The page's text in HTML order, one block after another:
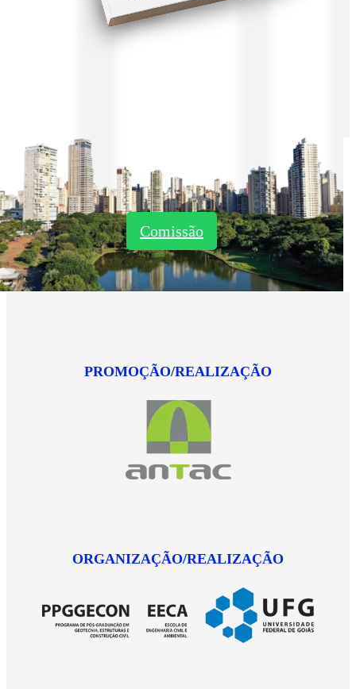
Comissão
PROMOÇÃO/REALIZAÇÃO
ORGANIZAÇÃO/REALIZAÇÃO